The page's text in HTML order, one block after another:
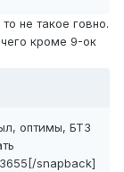
не такое говно.
кроме 9-ок
оптимы, БТЗ
snapback]